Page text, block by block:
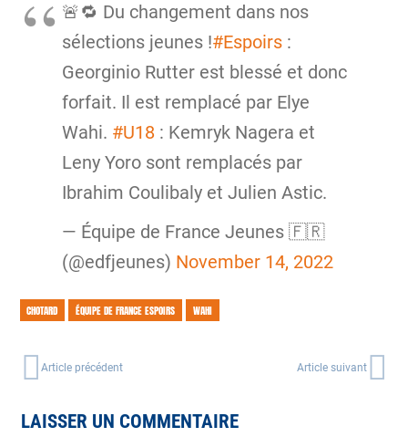
🚨🔁 Du changement dans nos
sélections jeunes !#Espoirs:
Georginio Rutter est blessé et donc
forfait. Il est remplacé par Elye
Wahi. #U18: Kemryk Nagera et
Leny Yoro sont remplacés par
Ibrahim Coulibaly et Julien Astic.
— Équipe de France Jeunes 🇫🇷
(@edfjeunes) November 14, 2022
CHOTARD ÉQUIPE DE FRANCE ESPOIRS WAHI
Article précédent Article suivant
LAISSER UN COMMENTAIRE